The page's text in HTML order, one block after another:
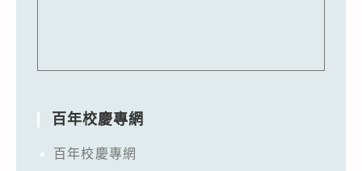
百年校慶專網
百年校慶專網